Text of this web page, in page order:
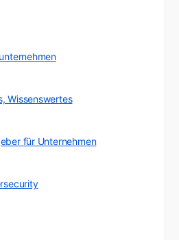
Wissenswertes
für Unternehmen